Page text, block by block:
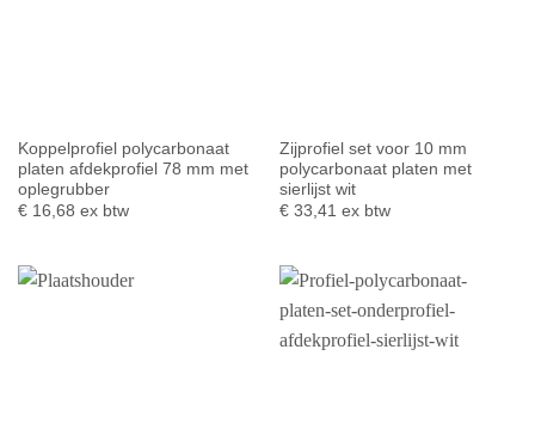
Koppelprofiel polycarbonaat
platen afdekprofiel 78 mm met
oplegrubber
€16,68 ex btw
Zijprofiel set voor 10 mm
polycarbonaat platen met
sierlijst wit
€33,41 ex btw